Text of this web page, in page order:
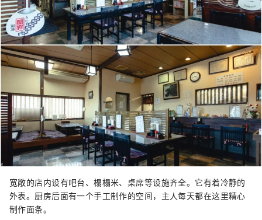
宽敞的店内设有吧台、榻榻米、桌席等设施齐全。它有着冷静的
外表。厨房后面有一个手工制作的空间，主人每天都在这里精心
制作面条。